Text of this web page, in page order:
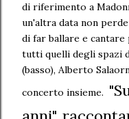
di riferimento a
un'altra data non
di far ballare e
tutti quelli degli spazi
(basso), Alberto
concerto insieme.